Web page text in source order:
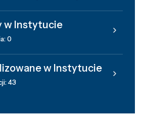
w Instytucie
0
w Instytucie
43